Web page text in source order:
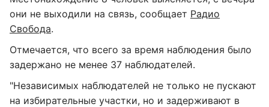
они не выходили на связь, сообщает Радио
Свобода.
Отмечается, что всего за время наблюдения было
задержано не менее 37 наблюдателей.
"Независимых наблюдателей не только не пускают
на избирательные участки, но и задерживают в